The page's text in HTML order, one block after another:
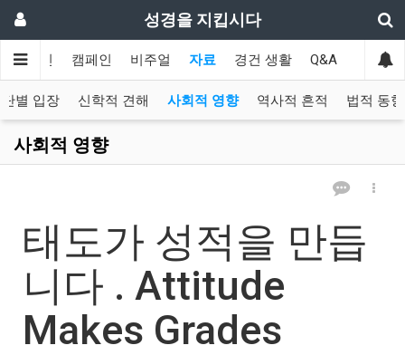
성경을 지킵시다
메인 캠페인 비주얼 자료 경건 생활 Q&A 협력
별 입장 신학적 견해 사회적 영향 역사적 흔적 법적 동향
사회적 영향
태도가 성적을 만듭
니다 . Attitude
Makes Grades